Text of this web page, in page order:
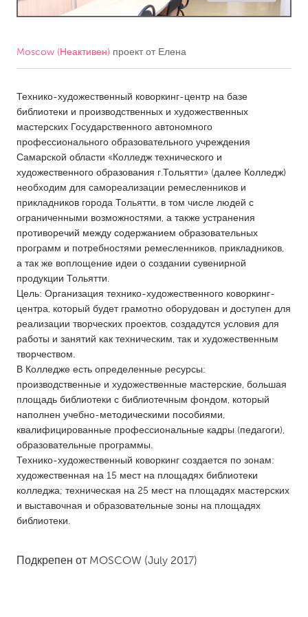
Amherstburg
Kingston
Newmarket
Ottawa
MALAYSIA
Kuala Lumpur
NETHERLANDS
Leiden
Rotterdam
Utrecht
QATAR
Qatar
SINGAPORE
Singapore
UNITED KINGDOM
Glasgow
UNITED STATES
Ann Arbor, MI
Burlingame-San Mateo, CA
Cass Clay
Moscow (Неактивен) проект от Елена
Технико-художественный коворкинг-центр на базе
библиотеки и производственных и художественных
мастерских Государственного автономного
профессионального образовательного учреждения
Самарской области «Колледж технического и
художественного образования г.Тольятти» (далее Колледж)
необходим для самореализации ремесленников и
прикладников города Тольятти, в том числе людей с
ограниченными возможностями, а также устранения
противоречий между содержанием образовательных
программ и потребностями ремесленников, прикладников,
а так же воплощение идеи о создании сувенирной
продукции Тольятти.
Цель: Организация технико-художественного коворкинг-
центра, который будет грамотно оборудован и доступен для
реализации творческих проектов, создадутся условия для
работы и занятий как техническим, так и художественным
творчеством.
В Колледже есть определенные ресурсы:
производственные и художественные мастерские, большая
площадь библиотеки с библиотечным фондом, который
наполнен учебно-методическими пособиями,
квалифицированные профессиональные кадры (педагоги),
образовательные программы.
Технико-художественный коворкинг создается по зонам:
художественная на 15 мест на площадях библиотеки
колледжа; техническая на 25 мест на площадях мастерских
и выставочная и образовательные зоны на площадях
библиотеки.
Подкрепен от MOSCOW (July 2017)